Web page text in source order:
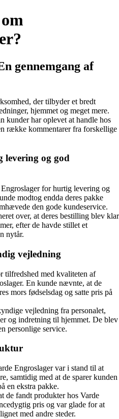
gennemgang af
der tilbyder et bredt
hjemmet og meget mere.
kunder har oplevet at handle hos
række kommentarer fra forskellige
levering og god
for hurtig levering og
modtog endda deres pakke
den gode kundeservice.
over, at deres bestilling blev klar
efter de havde stillet et
nytår.
vejledning
tilfredshed med kvaliteten af
En kunde nævnte, at de
mors fødselsdag og satte pris på
vejledning fra personalet,
og indretning til hjemmet. De blev
personlige service.
Engroslager var i stand til at
samtidig med at de sparer kunden
en ekstra pakke.
de fandt produkter hos Varde
pris og var glade for at
med andre steder.